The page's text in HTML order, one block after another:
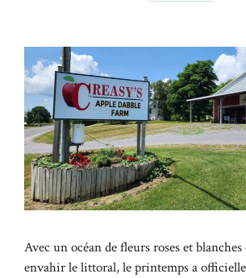
Avec un océan de fleurs roses et
envahir le littoral, le printemps a